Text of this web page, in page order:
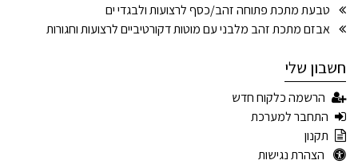
טבעת מתכת פתוחה זהב/כסף לרצועות ולבגדי ים
אבזם מתכת זהב מלבני עם מוטות דקורטיביים לרצועות וחגורות
חשבון שלי
הרשמה כלקוח חדש
התחבר למערכת
תקנון
הצהרת נגישות